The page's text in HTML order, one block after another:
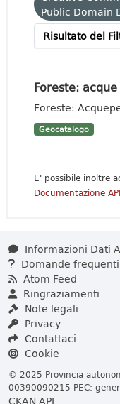
Public Domain
Risultato del
Foreste:
Foreste:
Geocatalogo
E' possibile inoltre
Documentazione API
Informazioni Dati
Domande frequenti
Atom Feed
Ringraziamenti
Note legali
Privacy
Contattaci
Cookie
© 2025 Provincia
00390090215 PEC:
CKAN API